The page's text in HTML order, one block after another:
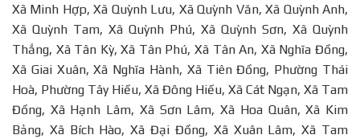
Xã Minh Hợp, Xã Quỳnh Lưu, Xã Quỳnh Văn, Xã Quỳnh Anh,
Xã Quỳnh Tam, Xã Quỳnh Phú, Xã Quỳnh Sơn, Xã Quỳnh
Thắng, Xã Tân Kỳ, Xã Tân Phú, Xã Tân An, Xã Nghĩa Đồng,
Xã Giai Xuân, Xã Nghĩa Hành, Xã Tiên Đồng, Phường Thái
Hoà, Phường Tây Hiếu, Xã Đông Hiếu, Xã Cát Ngạn, Xã Tam
Đồng, Xã Hạnh Lâm, Xã Sơn Lâm, Xã Hoa Quân, Xã Kim
Bảng, Xã Bích Hào, Xã Đại Đồng, Xã Xuân Lâm, Xã Tam